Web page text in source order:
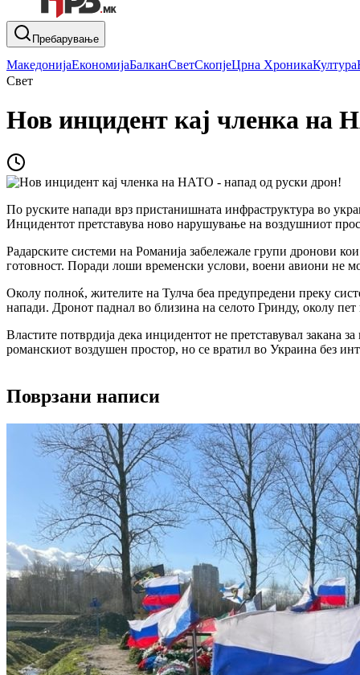
Пребарување
МакедонијаЕкономијаБалканСветСкопјеЦрна ХроникаКултура
Свет
Нов инцидент кај членка на
По руските напади врз пристанишната инфраструктура во
Инцидентот претставува ново нарушување на воздушниот
Радарските системи на Романија забележале групи дронови
готовност. Поради лоши временски услови, воени авиони не
Околу полноќ, жителите на Тулча беа предупредени преку
напади. Дронот паднал во близина на селото Гринду, околу
Властите потврдија дека инцидентот не претставувал закана
романскиот воздушен простор, но се вратил во Украина без
Поврзани написи